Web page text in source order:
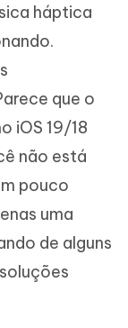
háptica
que o
iOS 19/18
não está
pouco
uma
de alguns